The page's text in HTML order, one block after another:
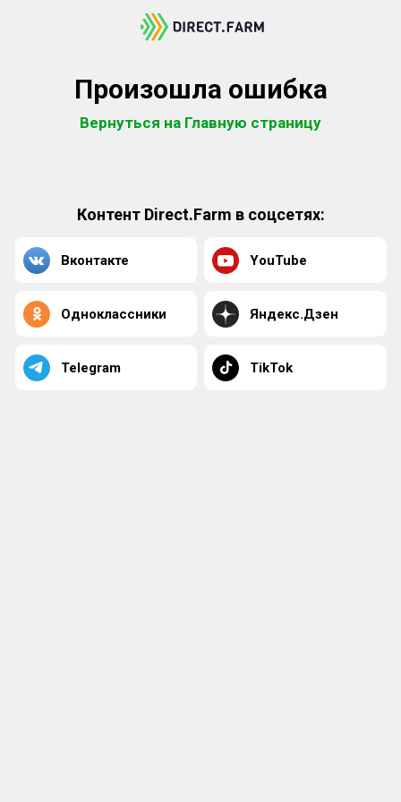
Произошла ошибка
Вернуться на Главную страницу
Контент Direct.Farm в соцсетях:
Вконтакте YouTube
Одноклассники Яндекс.Дзен
Telegram TikTok